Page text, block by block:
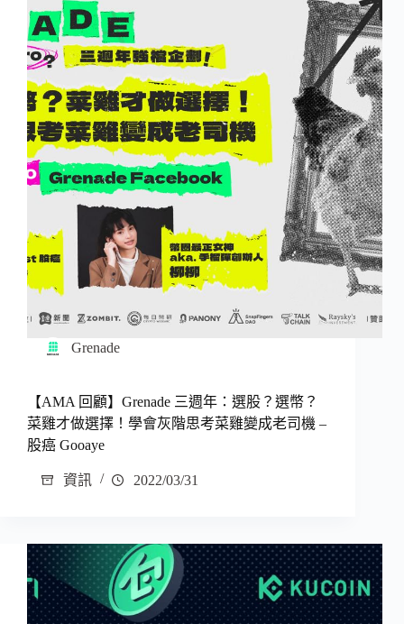
Grenade
【AMA 回顧】Grenade 三週年：選股？選幣？
菜雞才做選擇！學會灰階思考菜雞變成老司機 –
股癌 Gooaye
資訊 2022/03/31